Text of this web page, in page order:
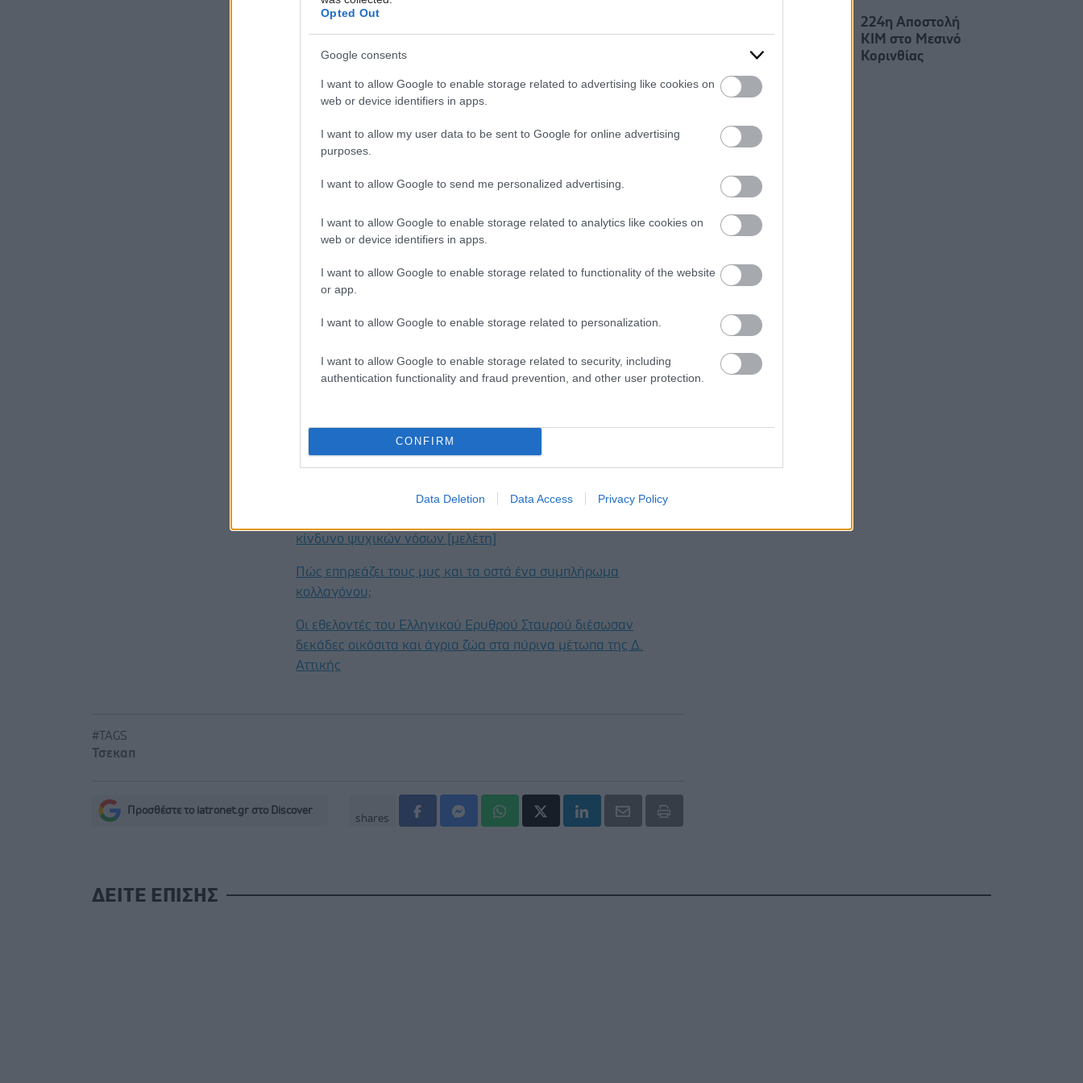
Opted Out
Google consents
I want to allow Google to enable storage related to advertising like cookies on
web or device identifiers in apps.
I want to allow my user data to be sent to Google for online advertising
purposes.
I want to allow Google to send me personalized advertising.
I want to allow Google to enable storage related to analytics like cookies on
web or device identifiers in apps.
I want to allow Google to enable storage related to functionality of the website
or app.
I want to allow Google to enable storage related to personalization.
I want to allow Google to enable storage related to security, including
authentication functionality and fraud prevention, and other user protection.
CONFIRM
Data Deletion Data Access Privacy Policy
Σε συνεργασία με το Sports Excellence (SE) | Τμήμα Αθλητικής
Αριστείας της Α' Ορθοπαιδικής Χειρουργικής Κλινικής ΕΚΠΑ,
ΠΓΝ "ATTIKON" υλοποιείται:
Πρόγραμμα Πρόληψης και Ανίχνευσης Κινδύνου Πτώσεων
όταν περπατούν
έχουν πέσει πρόσφατα ή φοβούνται ότι θα πέσουν
χρειάζονται βοήθεια για να περπατήσουν
υπηρεσίες υγείας.
Ηλεκτρονική καταχώρηση ραντεβού μέσω:
Της ιστοσελίδας των ΚΙΜ | https://mykim.gr
Προσθέστε το iatronet.gr στο Discover
κίνδυνο ψυχικών νόσων [μελέτη]
Πώς επηρεάζει τους μυς και τα οστά ένα συμπλήρωμα
κολλαγόνου;
Οι εθελοντές του Ελληνικού Ερυθρού Σταυρού διέσωσαν
δεκάδες οικόσιτα και άγρια ζώα στα πύρινα μέτωπα της Δ.
Αττικής
#TAGS
Τσεκαπ
Προσθέστε το iatronet.gr στο Discover
shares
224η Αποστολή
ΚΙΜ στο Μεσινό
Κορινθίας
ΔΕΙΤΕ ΕΠΙΣΗΣ